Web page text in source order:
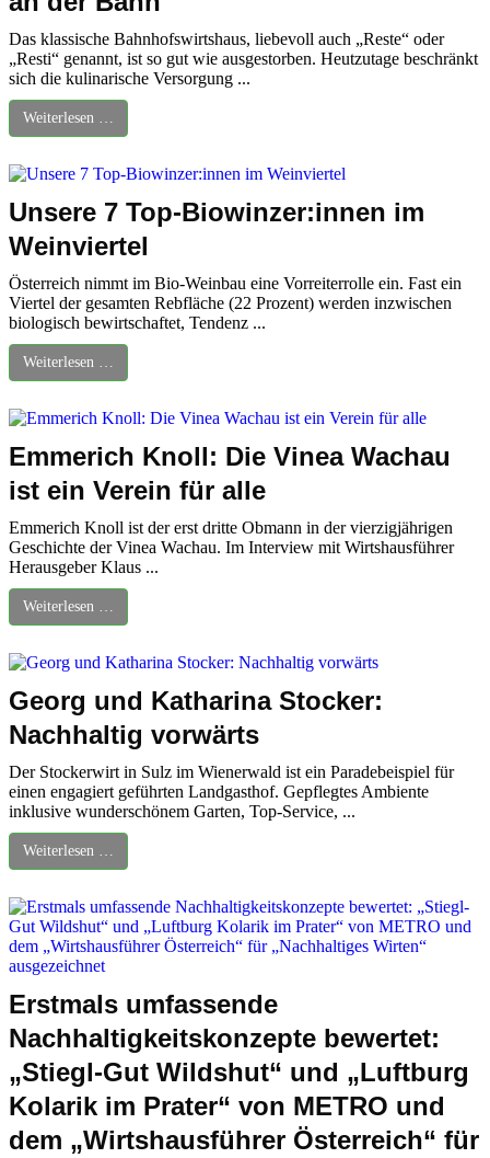
Das klassische Bahnhofswirtshaus, liebevoll auch „Reste“ oder
„Resti“ genannt, ist so gut wie ausgestorben. Heutzutage beschränkt
sich die kulinarische Versorgung ...
Weiterlesen …
Unsere 7 Top-Biowinzer:innen im
Weinviertel
Österreich nimmt im Bio-Weinbau eine Vorreiterrolle ein. Fast ein
Viertel der gesamten Rebfläche (22 Prozent) werden inzwischen
biologisch bewirtschaftet, Tendenz ...
Weiterlesen …
Emmerich Knoll: Die Vinea Wachau
ist ein Verein für alle
Emmerich Knoll ist der erst dritte Obmann in der vierzigjährigen
Geschichte der Vinea Wachau. Im Interview mit Wirtshausführer
Herausgeber Klaus ...
Weiterlesen …
Georg und Katharina Stocker:
Nachhaltig vorwärts
Der Stockerwirt in Sulz im Wienerwald ist ein Paradebeispiel für
einen engagiert geführten Landgasthof. Gepflegtes Ambiente
inklusive wunderschönem Garten, Top-Service, ...
Weiterlesen …
Erstmals umfassende
Nachhaltigkeitskonzepte bewertet:
„Stiegl-Gut Wildshut“ und „Luftburg
Kolarik im Prater“ von METRO und
dem „Wirtshausführer Österreich“ für